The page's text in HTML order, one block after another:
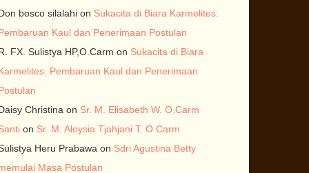
bosco silalahi on Sukacita di Biara Karmelites:
Kaul dan Penerimaan Postulan
FX. Sulistya HP,O.Carm on Sukacita di Biara
Pembaruan Kaul dan Penerimaan
Christina on Sr. M. Elisabeth W. O.Carm
on Sr. M. Aloysia Tjahjani T. O.Carm
Heru Prabawa on Sdri Agustina Betty
Masa Postulan